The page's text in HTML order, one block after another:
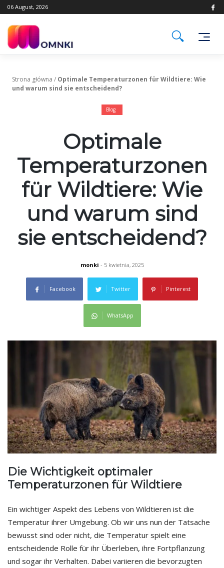
Skip
to
06 August, 2026
Strona główna / Optimale Temperaturzonen für Wildtiere: Wie
und warum sind sie entscheidend?
Blog
Optimale
Temperaturzonen
für Wildtiere: Wie
und warum sind
sie entscheidend?
monki - 5 kwietnia, 2025
Facebook Twitter Pinterest
WhatsApp
Die Wichtigkeit optimaler
Temperaturzonen für Wildtiere
Ein wichtiger Aspekt des Lebens von Wildtieren ist die
Temperatur ihrer Umgebung. Ob wir uns nun der Tatsache
bewusst sind oder nicht, die Temperatur spielt eine
entscheidende Rolle für ihr Überleben, ihre Fortpflanzung
und sogar ihr Verhalten. Dabei variieren die bevorzugten